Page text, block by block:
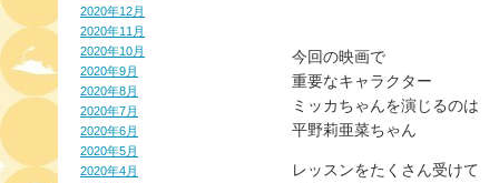
2020年12月
2020年11月
2020年10月
2020年9月
2020年8月
2020年7月
2020年6月
2020年5月
2020年4月
今回の映画で
重要なキャラクター
ミッカちゃんを演じるのは
平野莉亜菜ちゃん
レッスンをたくさん受けて